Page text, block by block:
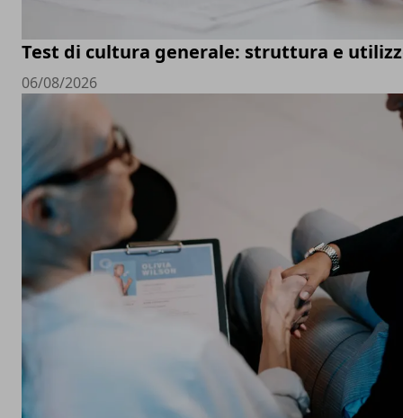
Test di cultura generale: struttura e
06/08/2026